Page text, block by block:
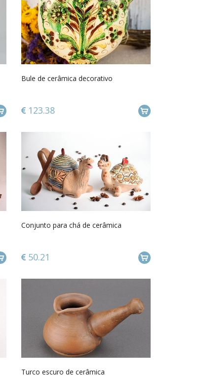
Bule de cerâmica decorativo
123.38
Conjunto para chá de cerâmica
50.21
Turco escuro de cerâmica